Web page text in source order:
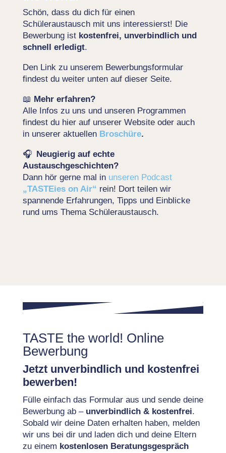
Schön, dass du dich für einen
Schüleraustausch mit uns interessierst! Die
Bewerbung ist kostenfrei, unverbindlich und
schnell erledigt.
Den Link zu unserem Bewerbungsformular
findest du weiter unten auf dieser Seite.
📖 Mehr erfahren?
Alle Infos zu uns und unseren Programmen
findest du hier auf unserer Website oder auch
in unserer aktuellen Broschüre.
🎧 Neugierig auf echte
Austauschgeschichten?
Dann hör gerne mal in unseren Podcast
„TASTEies on Air“ rein! Dort teilen wir
spannende Erfahrungen, Tipps und Einblicke
rund ums Thema Schüleraustausch.
TASTE the world! Online
Bewerbung
Jetzt unverbindlich und kostenfrei
bewerben!
Fülle einfach das Formular aus und sende deine
Bewerbung ab – unverbindlich & kostenfrei.
Sobald wir deine Daten erhalten haben, melden
wir uns bei dir und laden dich und deine Eltern
zu einem kostenlosen Beratungsgespräch